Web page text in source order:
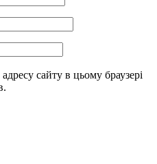
сайту в цьому браузері